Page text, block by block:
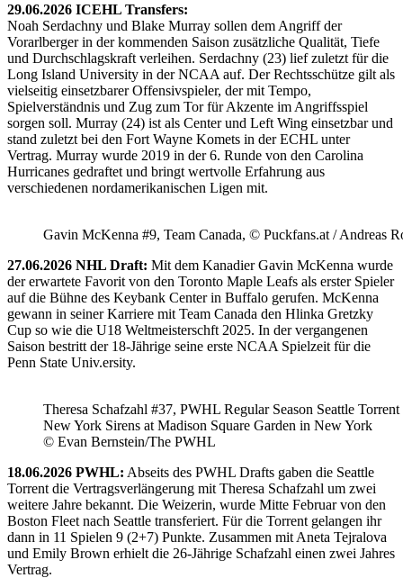
29.06.2026 ICEHL Transfers:
Noah Serdachny und Blake Murray sollen dem Angriff der
Vorarlberger in der kommenden Saison zusätzliche Qualität, Tiefe
und Durchschlagskraft verleihen. Serdachny (23) lief zuletzt für die
Long Island University in der NCAA auf. Der Rechtsschütze gilt als
vielseitig einsetzbarer Offensivspieler, der mit Tempo,
Spielverständnis und Zug zum Tor für Akzente im Angriffsspiel
sorgen soll. Murray (24) ist als Center und Left Wing einsetzbar und
stand zuletzt bei den Fort Wayne Komets in der ECHL unter
Vertrag. Murray wurde 2019 in der 6. Runde von den Carolina
Hurricanes gedraftet und bringt wertvolle Erfahrung aus
verschiedenen nordamerikanischen Ligen mit.
Gavin McKenna #9, Team Canada, © Puckfans.at / Andreas
27.06.2026 NHL Draft: Mit dem Kanadier Gavin McKenna wurde
der erwartete Favorit von den Toronto Maple Leafs als erster Spieler
auf die Bühne des Keybank Center in Buffalo gerufen. McKenna
gewann in seiner Karriere mit Team Canada den Hlinka Gretzky
Cup so wie die U18 Weltmeisterschft 2025. In der vergangenen
Saison bestritt der 18-Jährige seine erste NCAA Spielzeit für die
Penn State Univ.ersity.
Theresa Schafzahl #37, PWHL Regular Season Seattle Torrent
New York Sirens at Madison Square Garden in New York
© Evan Bernstein/The PWHL
18.06.2026 PWHL: Abseits des PWHL Drafts gaben die Seattle
Torrent die Vertragsverlängerung mit Theresa Schafzahl um zwei
weitere Jahre bekannt. Die Weizerin, wurde Mitte Februar von den
Boston Fleet nach Seattle transferiert. Für die Torrent gelangen ihr
dann in 11 Spielen 9 (2+7) Punkte. Zusammen mit Aneta Tejralova
und Emily Brown erhielt die 26-Jährige Schafzahl einen zwei Jahres
Vertrag.